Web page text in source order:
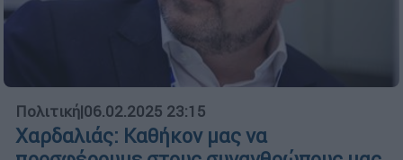
Πολιτική|06.02.2025 23:15
Χαρδαλιάς: Καθήκον μας να